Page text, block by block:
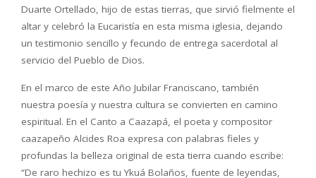
Duarte Ortellado, hijo de estas tierras, que sirvió fielmente el
altar y celebró la Eucaristía en esta misma iglesia, dejando
un testimonio sencillo y fecundo de entrega sacerdotal al
servicio del Pueblo de Dios.
En el marco de este Año Jubilar Franciscano, también
nuestra poesía y nuestra cultura se convierten en camino
espiritual. En el Canto a Caazapá, el poeta y compositor
caazapeño Alcides Roa expresa con palabras fieles y
profundas la belleza original de esta tierra cuando escribe:
“De raro hechizo es tu Ykuá Bolaños, fuente de leyendas,